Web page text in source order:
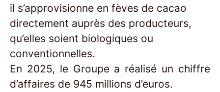
il s’approvisionne en fèves de cacao
directement auprès des producteurs,
qu’elles soient biologiques ou
conventionnelles.
En 2025, le Groupe a réalisé un chiffre
d’affaires de 945 millions d’euros.